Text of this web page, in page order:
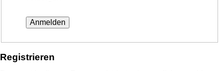
Registrieren